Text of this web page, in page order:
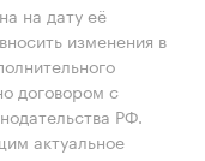
на дату её
изменения в
договором с
РФ.
актуальное